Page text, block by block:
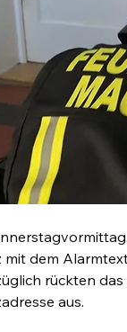
mit dem
rückten
aus.